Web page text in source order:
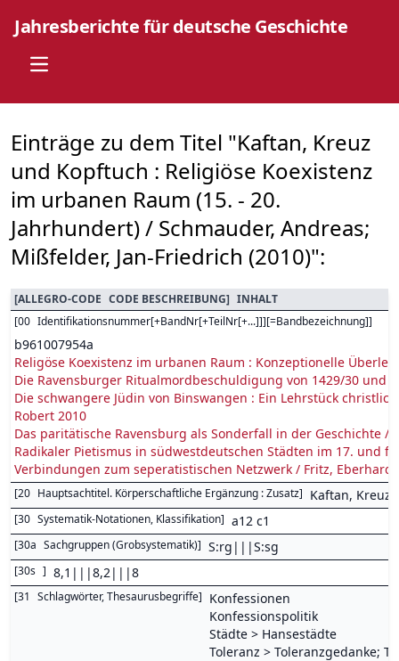
Jahresberichte für deutsche Geschichte
Open main menu
Einträge zu dem Titel "Kaftan, Kreuz
und Kopftuch : Religiöse Koexistenz
im urbanen Raum (15. - 20.
Jahrhundert) / Schmauder, Andreas;
Mißfelder, Jan-Friedrich (2010)":
[ALLEGRO-CODE CODE BESCHREIBUNG] INHALT
[00 Identifikationsnummer[+BandNr[+TeilNr[+...]]][=Bandbezeichnung]]
b961007954a
Religöse Koexistenz im urbanen Raum : Konzeptionelle
Die Ravensburger Ritualmordbeschuldigung von 1429/30 und
Die schwangere Jüdin von Binswangen : Ein Lehrstück
Robert 2010
Das paritätische Ravensburg als Sonderfall in der Geschichte /
Radikaler Pietismus in südwestdeutschen Städten im 17. und
Verbindungen zum seperatistischen Netzwerk / Fritz, Eberhard
[20 Hauptsachtitel. Körperschaftliche Ergänzung : Zusatz] Kaftan, Kreuz
[30 Systematik-Notationen, Klassifikation] a12 c1
[30a Sachgruppen (Grobsystematik)] S:rg|||S:sg
[30s ] 8,1|||8,2|||8
[31 Schlagwörter, Thesaurusbegriffe] Konfessionen
Konfessionspolitik
Städte > Hansestädte
Toleranz > Toleranzgedanke;